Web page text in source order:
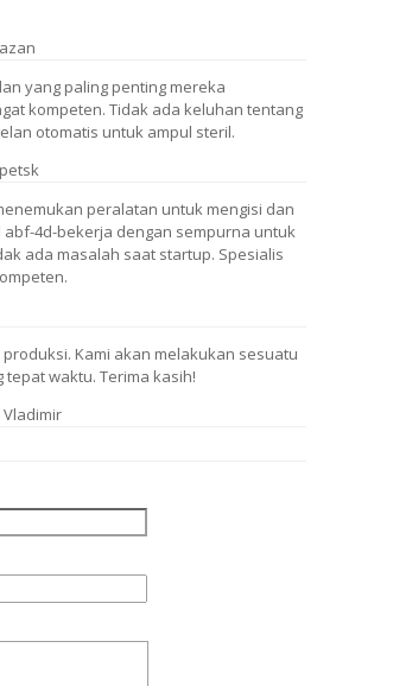
yang paling penting mereka
kompeten. Tidak ada keluhan tentang
otomatis untuk ampul steril.
peralatan untuk mengisi dan
abf-4d-bekerja dengan sempurna untuk
ada masalah saat startup. Spesialis
Kami akan melakukan sesuatu
waktu. Terima kasih!
Vladimir